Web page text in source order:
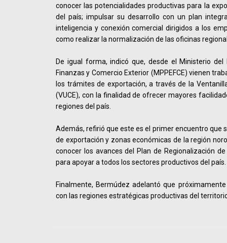
conocer las potencialidades productivas para la
del país; impulsar su desarrollo con un plan
inteligencia y conexión comercial dirigidos a los
como realizar la normalización de las oficinas
De igual forma, indicó que, desde el Ministerio del
Finanzas y Comercio Exterior (MPPEFCE) vienen
los trámites de exportación, a través de la
(VUCE), con la finalidad de ofrecer mayores
regiones del país.
Además, refirió que este es el primer encuentro que
de exportación y zonas económicas de la región
conocer los avances del Plan de Regionalización
para apoyar a todos los sectores productivos del país.
Finalmente, Bermúdez adelantó que
con las regiones estratégicas productivas del